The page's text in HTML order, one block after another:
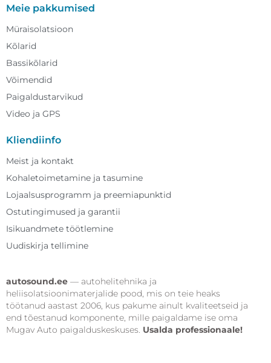
Meie pakkumised
Müraisolatsioon
Kõlarid
Bassikõlarid
Võimendid
Paigaldustarvikud
Video ja GPS
Kliendiinfo
Meist ja kontakt
Kohaletoimetamine ja tasumine
Lojaalsusprogramm ja preemiapunktid
Ostutingimused ja garantii
Isikuandmete töötlemine
Uudiskirja tellimine
autosound.ee — autohelitehnika ja
heliisolatsioonimaterjalide pood, mis on teie heaks
töötanud aastast 2006, kus pakume ainult kvaliteetseid ja
end tõestanud komponente, mille paigaldame ise oma
Mugav Auto paigalduskeskuses. Usalda professionaale!